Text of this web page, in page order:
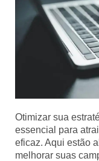
Otimizar sua
essencial para
eficaz. Aqui estão
melhorar suas